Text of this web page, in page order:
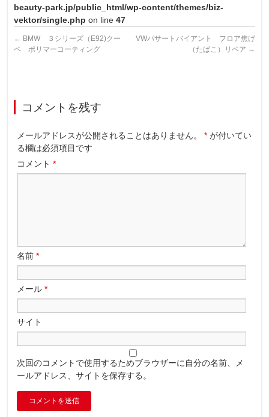
beauty-park.jp/public_html/wp-content/themes/biz-
vektor/single.php on line47
← BMW ３シリーズ（E92)クー
ペ ポリマーコーティング
VWパサートバイアント フロア焦げ
（たばこ）リペア →
コメントを残す
メールアドレスが公開されることはありません。 * が付いてい
る欄は必須項目です
コメント*
名前*
メール*
サイト
次回のコメントで使用するためブラウザーに自分の名前、メ
ールアドレス、サイトを保存する。